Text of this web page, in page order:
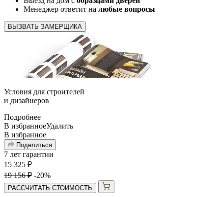
Менеджер ответит на любые вопросы
ВЫЗВАТЬ ЗАМЕРЩИКА
Условия для строителей
и дизайнеров
Подробнее
В избранноеУдалить
В избранное
Поделиться
7 лет гарантии
15 325 ₽
19 156₽ -20%
РАССЧИТАТЬ СТОИМОСТЬ